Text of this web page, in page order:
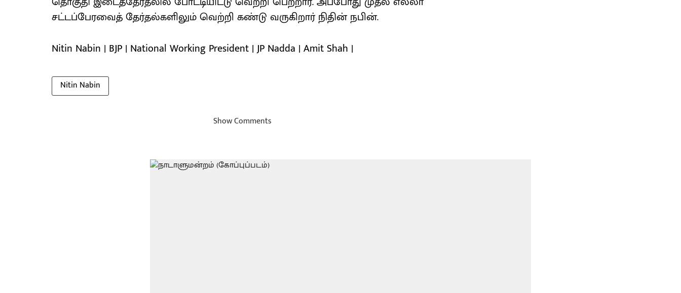
சட்டப்பேரவைத் தேர்தல்களிலும் வெற்றி கண்டு வருகிறார் நிதின் நபின்.
Nitin Nabin | BJP | National Working President | JP Nadda | Amit Shah |
Nitin Nabin
Show Comments